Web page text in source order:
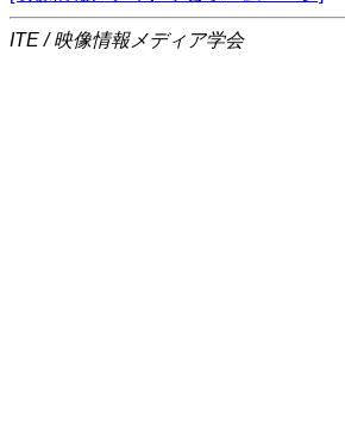
ITE / 映像情報メディア学会